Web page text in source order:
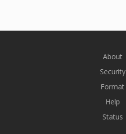
About
Security
Format
Help
Status